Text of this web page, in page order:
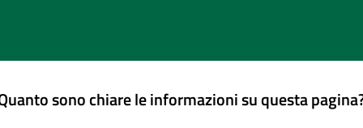
sono chiare le informazioni su questa